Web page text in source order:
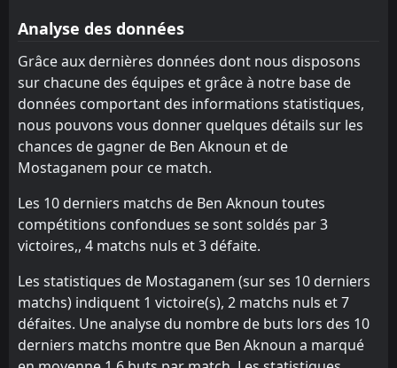
Ben Aknoun
10 USM Alger 15 8
13 ASO Chlef 15 7 2 6
14 Paradou AC 15 5 2 8 17
15 Mostaganem 15 4
13 ASO Chlef
11 ES Setif 15 3
12 MB Rouisset 15 1 4 10
14 Paradou AC 15 2 1 12 7
16 El Bayadh 15 0
Analyse des données
Grâce aux dernières données dont nous disposons
sur chacune des équipes et grâce à notre base de
données comportant des informations statistiques,
nous pouvons vous donner quelques détails sur les
chances de gagner de Ben Aknoun et de
Mostaganem pour ce match.
Les 10 derniers matchs de Ben Aknoun toutes
compétitions confondues se sont soldés par 3
victoires,, 4 matchs nuls et 3 défaite.
Les statistiques de Mostaganem (sur ses 10 derniers
matchs) indiquent 1 victoire(s), 2 matchs nuls et 7
défaites. Une analyse du nombre de buts lors des 10
derniers matchs montre que Ben Aknoun a marqué